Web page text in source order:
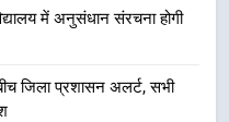
का अलर्ट! 6 अगस्त को
बंद
में अनुसंधान संरचना होगी
जिला प्रशासन अलर्ट, सभी